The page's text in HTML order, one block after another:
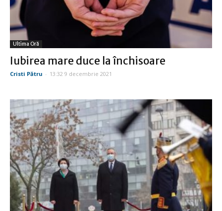
Ultima Oră
Iubirea mare duce la închisoare
Cristi Pătru - 13:32 9 decembrie 2021